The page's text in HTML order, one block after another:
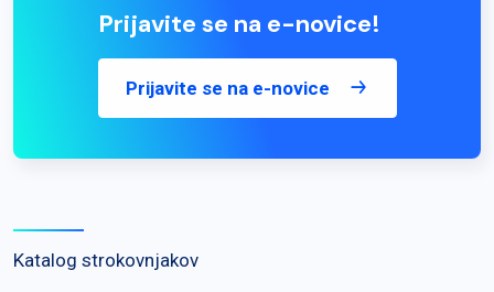
Prijavite se na e-novice!
Prijavite se na e-novice
Katalog strokovnjakov